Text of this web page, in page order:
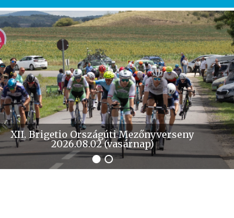
X. Brigetio Időfutam
2026.10.11 (vasárnap)